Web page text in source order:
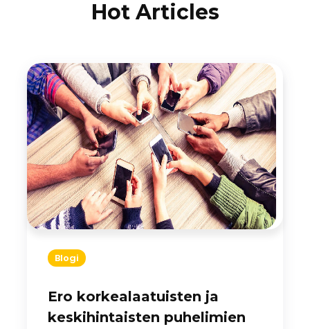
Hot Articles
Blogi
Ero korkealaatuisten ja
keskihintaisten puhelimien